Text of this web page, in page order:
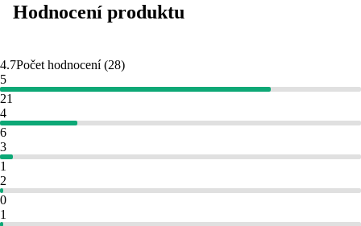
Hodnocení produktu
4.7Počet hodnocení(28)
5
21
4
6
3
1
2
0
1